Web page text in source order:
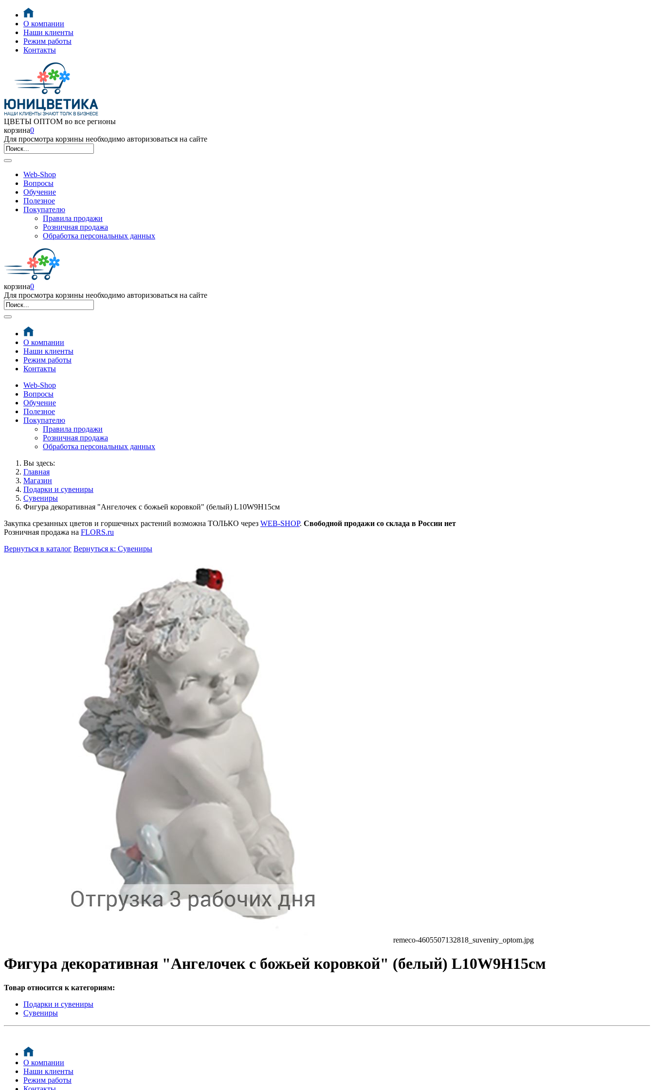
О компании
Наши клиенты
Режим работы
Контакты
ЦВЕТЫ ОПТОМ во все регионы
корзина0
Для просмотра корзины необходимо авторизоваться на сайте
Web-Shop
Вопросы
Обучение
Полезное
Покупателю
Правила продажи
Розничная продажа
Обработка персональных данных
корзина0
Для просмотра корзины необходимо авторизоваться на сайте
О компании
Наши клиенты
Режим работы
Контакты
Web-Shop
Вопросы
Обучение
Полезное
Покупателю
Правила продажи
Розничная продажа
Обработка персональных данных
Вы здесь:
Главная
Магазин
Подарки и сувениры
Сувениры
Фигура декоративная "Ангелочек с божьей коровкой" (белый) L10W9H15см
Закупка срезанных цветов и горшечных растений возможна ТОЛЬКО через WEB-SHOP. Свободной продажи со склада в России нет
Розничная продажа на FLORS.ru
Вернуться в каталог Вернуться к: Сувениры
remeco-4605507132818_suveniry_optom.jpg
Фигура декоративная "Ангелочек с божьей коровкой" (белый) L10W9H15см
Товар относится к категориям:
Подарки и сувениры
Сувениры
О компании
Наши клиенты
Режим работы